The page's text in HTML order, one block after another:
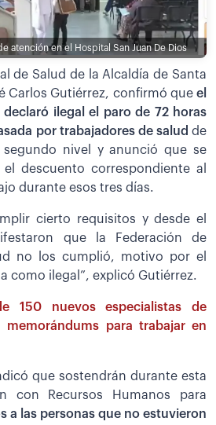
atención en el Hospital San Juan De Dios
de Salud de la Alcaldía de Santa
Carlos Gutiérrez, confirmó que el
declaró ilegal el paro de 72 horas
por trabajadores de salud de
nivel y anunció que se
descuento correspondiente al
durante esos tres días.
cierto requisitos y desde el
que la Federación de
no los cumplió, motivo por el
como ilegal”, explicó Gutiérrez.
150 nuevos especialistas de
memorándums para trabajar en
que sostendrán durante esta
con Recursos Humanos para
a las personas que no estuvieron